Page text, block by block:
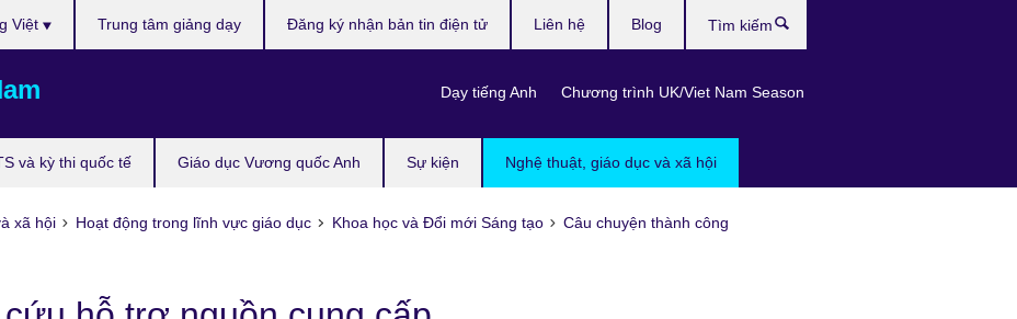
và kỳ thi quốc tế Giáo dục Vương quốc Anh Sự kiện Nghệ thuật, giáo dục và xã hội
Việt
Dạy tiếng Anh Chương trình UK/Viet Nam Season
Trung tâm giảng dạy Đăng ký nhận bản tin điện tử Liên hệ Blog
kiếm
xã hội Hoạt động trong lĩnh vực giáo dục Khoa học và Đổi mới Sáng tạo Câu chuyện thành công